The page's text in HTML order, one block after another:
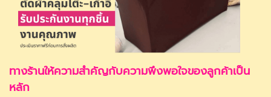
ทางร้านให้ความสำคัญกับความพึงพอใจของลูกค้าเป็น
หลัก